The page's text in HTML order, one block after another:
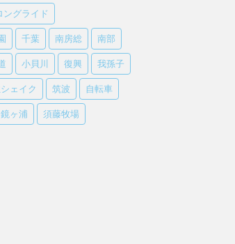
ングライド
千葉 南房総 南部
小貝川 復興 我孫子
ェイク 筑波 自転車
鏡ヶ浦 須藤牧場